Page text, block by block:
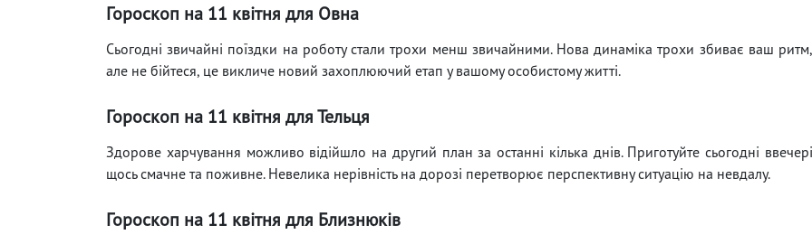
Гороскоп на 11 квітня для Овна
Сьогодні звичайні поїздки на роботу стали трохи менш звичайними. Нова динаміка трохи збиває ваш ритм,
але не бійтеся, це викличе новий захоплюючий етап у вашому особистому житті.
Гороскоп на 11 квітня для Тельця
Здорове харчування можливо відійшло на другий план за останні кілька днів. Приготуйте сьогодні ввечері
щось смачне та поживне. Невелика нерівність на дорозі перетворює перспективну ситуацію на невдалу.
Гороскоп на 11 квітня для Близнюків